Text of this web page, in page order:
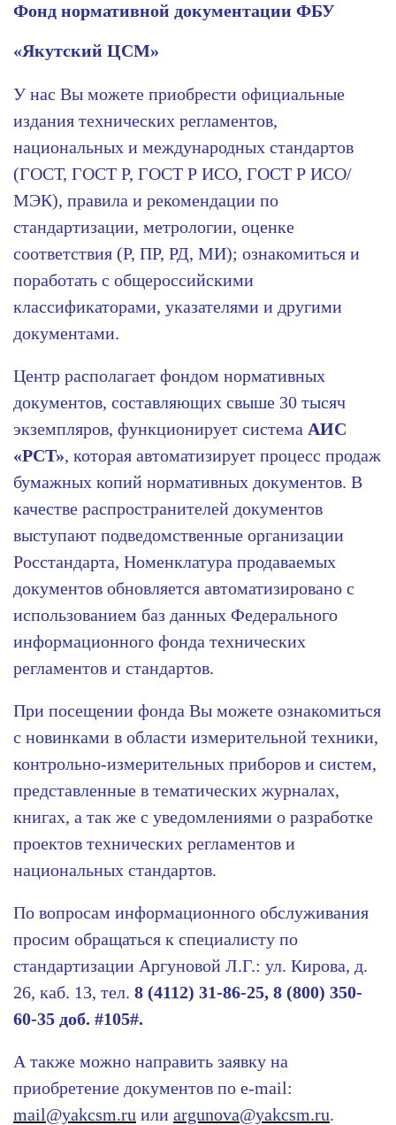
Фонд нормативной документации ФБУ
«Якутский ЦСМ»
У нас Вы можете приобрести официальные
издания технических регламентов,
национальных и международных стандартов
(ГОСТ, ГОСТ Р, ГОСТ Р ИСО, ГОСТ Р ИСО/
МЭК), правила и рекомендации по
стандартизации, метрологии, оценке
соответствия (Р, ПР, РД, МИ); ознакомиться и
поработать с общероссийскими
классификаторами, указателями и другими
документами.
Центр располагает фондом нормативных
документов, составляющих свыше 30 тысяч
экземпляров, функционирует cистема АИС
«РСТ», которая автоматизирует процесс продаж
бумажных копий нормативных документов. В
качестве распространителей документов
выступают подведомственные организации
Росстандарта, Номенклатура продаваемых
документов обновляется автоматизировано с
использованием баз данных Федерального
информационного фонда технических
регламентов и стандартов.
При посещении фонда Вы можете ознакомиться
с новинками в области измерительной техники,
контрольно-измерительных приборов и систем,
представленные в тематических журналах,
книгах, а так же с уведомлениями о разработке
проектов технических регламентов и
национальных стандартов.
По вопросам информационного обслуживания
просим обращаться к специалисту по
стандартизации Аргуновой Л.Г.: ул. Кирова, д.
26, каб. 13, тел. 8 (4112) 31-86-25, 8 (800) 350-
60-35 доб. #105#.
А также можно направить заявку на
приобретение документов по e-mail:
mail@yakcsm.ru или argunova@yakcsm.ru.